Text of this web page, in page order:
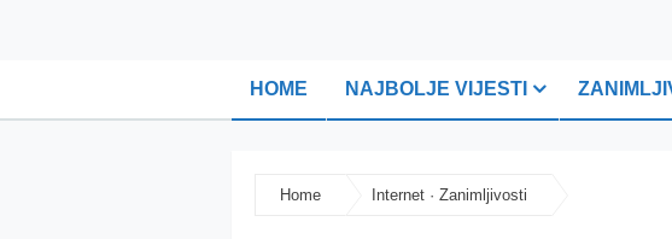
HOME NAJBOLJE VIJESTI
Home Internet · Zanimljivosti